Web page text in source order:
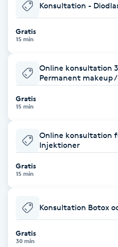
Color correction
Cryoterapi
D
Damklippning
Dermapen
Diamantslipning
Enzympeeling
Extensions
Extensions borttagning
Konsultation -
Gratis
15 min
Online konsultation
Permanent makeup
Gratis
15 min
Online konsultation
Injektioner
Gratis
15 min
Konsultation Botox
Gratis
30 min